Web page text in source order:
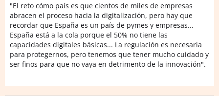
"El reto cómo país es que cientos de miles de empresas
abracen el proceso hacia la digitalización, pero hay que
recordar que España es un país de pymes y empresas...
España está a la cola porque el 50% no tiene las
capacidades digitales básicas... La regulación es necesaria
para protegernos, pero tenemos que tener mucho cuidado y
ser finos para que no vaya en detrimento de la innovación".